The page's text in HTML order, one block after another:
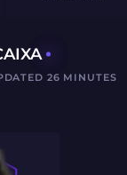
26 MINUTES